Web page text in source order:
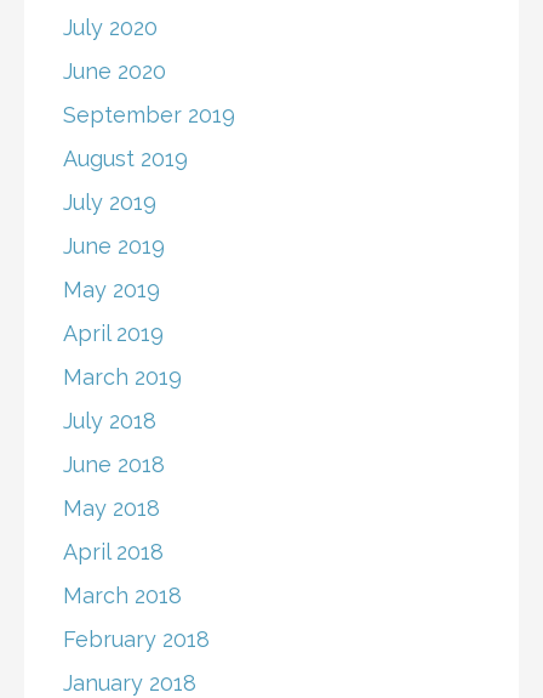
July 2020
June 2020
September 2019
August 2019
July 2019
June 2019
May 2019
April 2019
March 2019
July 2018
June 2018
May 2018
April 2018
March 2018
February 2018
January 2018